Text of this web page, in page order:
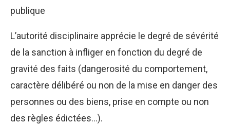
publique
L’autorité disciplinaire apprécie le degré de sévérité
de la sanction à infliger en fonction du degré de
gravité des faits (dangerosité du comportement,
caractère délibéré ou non de la mise en danger des
personnes ou des biens, prise en compte ou non
des règles édictées…).